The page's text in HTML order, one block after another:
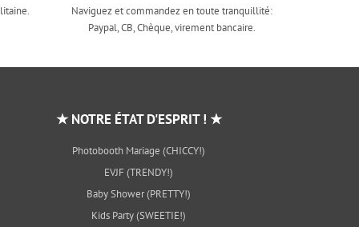
Naviguez et commandez en toute tranquillité:
Paypal, CB, Chèque, virement bancaire.
★ NOTRE ÉTAT D'ESPRIT ! ★
Photobooth Mariage (CHICCY!)
EVJF (TRENDY!)
Baby Shower (PRETTY!)
Kids Party (SWEETIE!)